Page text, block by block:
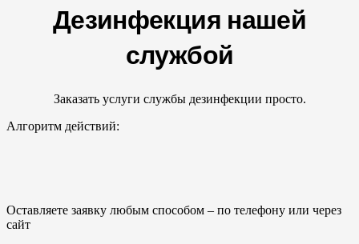
Дезинфекция нашей
службой
Заказать услуги службы дезинфекции просто.
Алгоритм действий:
Оставляете заявку любым способом – по телефону или через
сайт